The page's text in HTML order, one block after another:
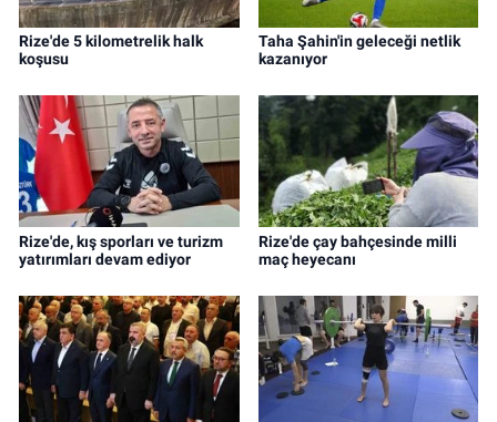
Rize'de 5 kilometrelik halk
koşusu
Taha Şahin'in geleceği netlik
kazanıyor
Rize'de, kış sporları ve turizm
yatırımları devam ediyor
Rize'de çay bahçesinde milli
maç heyecanı